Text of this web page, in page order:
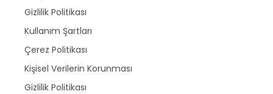
Gizlilik Politikası
Kullanım Şartları
Çerez Politikası
Kişisel Verilerin Korunması
Gizlilik Politikası